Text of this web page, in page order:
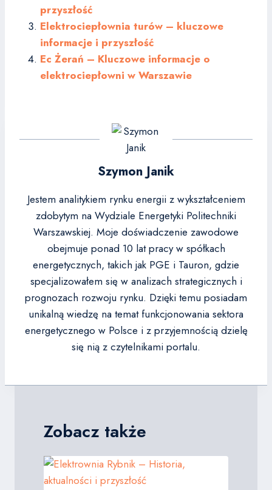
przyszłość
Elektrociepłownia turów – kluczowe
informacje i przyszłość
Ec Żerań – Kluczowe informacje o
elektrociepłowni w Warszawie
Szymon Janik
Jestem analitykiem rynku energii z wykształceniem
zdobytym na Wydziale Energetyki Politechniki
Warszawskiej. Moje doświadczenie zawodowe
obejmuje ponad 10 lat pracy w spółkach
energetycznych, takich jak PGE i Tauron, gdzie
specjalizowałem się w analizach strategicznych i
prognozach rozwoju rynku. Dzięki temu posiadam
unikalną wiedzę na temat funkcjonowania sektora
energetycznego w Polsce i z przyjemnością dzielę
się nią z czytelnikami portalu.
Zobacz także